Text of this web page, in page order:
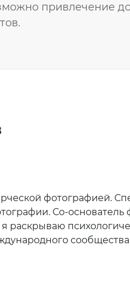
привлечение
фотографией.
Со-основатель
сообщества